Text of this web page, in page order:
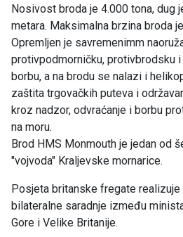
Nosivost broda je 4.000 tona, dug
metara. Maksimalna brzina broda
Opremljen je savremenimm
protivpodmorničku, protivbrodsku
borbu, a na brodu se nalazi i
zaštita trgovačkih puteva i
kroz nadzor, odvraćanje i borbu
na moru.
Brod HMS Monmouth je jedan od
"vojvoda" Kraljevske mornarice.
Posjeta britanske fregate
bilateralne saradnje između
Gore i Velike Britanije.